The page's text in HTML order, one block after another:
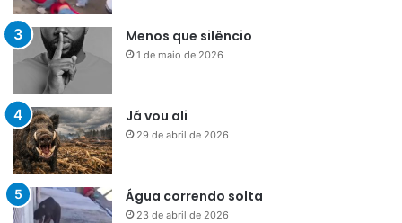
Menos que silêncio
1 de maio de 2026
Já vou ali
29 de abril de 2026
Água correndo solta
23 de abril de 2026